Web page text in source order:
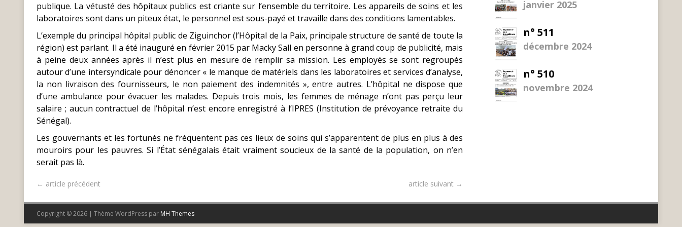
publique. La vétusté des hôpitaux publics est criante sur l’ensemble du territoire. Les appareils de soins et les
laboratoires sont dans un piteux état, le personnel est sous-payé et travaille dans des conditions lamentables.
L’exemple du principal hôpital public de Ziguinchor (l’Hôpital de la Paix, principale structure de santé de toute la
région) est parlant. Il a été inauguré en février 2015 par Macky Sall en personne à grand coup de publicité, mais
à peine deux années après il n’est plus en mesure de remplir sa mission. Les employés se sont regroupés
autour d’une intersyndicale pour dénoncer « le manque de matériels dans les laboratoires et services d’analyse,
la non livraison des fournisseurs, le non paiement des indemnités », entre autres. L’hôpital ne dispose que
d’une ambulance pour évacuer les malades. Depuis trois mois, les femmes de ménage n’ont pas perçu leur
salaire ; aucun contractuel de l’hôpital n’est encore enregistré à l’IPRES (Institution de prévoyance retraite du
Sénégal).
Les gouvernants et les fortunés ne fréquentent pas ces lieux de soins qui s’apparentent de plus en plus à des
mouroirs pour les pauvres. Si l’État sénégalais était vraiment soucieux de la santé de la population, on n’en
serait pas là.
← article précédent article suivant →
janvier 2025
n° 511
décembre 2024
n° 510
novembre 2024
Copyright © 2026 | Thème WordPress par MH Themes